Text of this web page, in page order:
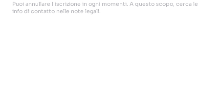
Puoi annullare l'iscrizione in ogni momenti. A questo scopo, cerca le
info di contatto nelle note legali.